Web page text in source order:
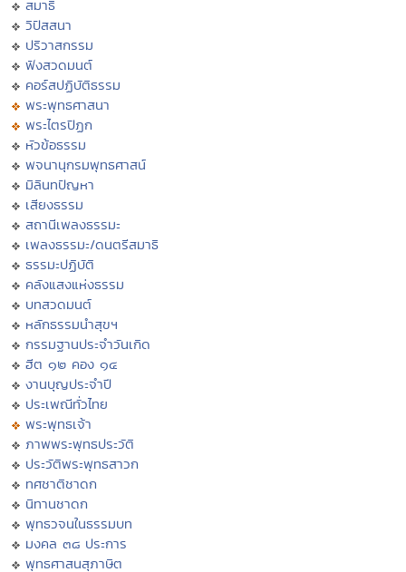
สมาธิ
วิปัสสนา
ปริวาสกรรม
ฟังสวดมนต์
คอร์สปฏิบัติธรรม
พระพุทธศาสนา
พระไตรปิฏก
หัวข้อธรรม
พจนานุกรมพุทธศาสน์
มิลินทปัญหา
เสียงธรรม
สถานีเพลงธรรมะ
เพลงธรรมะ/ดนตรีสมาธิ
ธรรมะปฏิบัติ
คลังแสงแห่งธรรม
บทสวดมนต์
หลักธรรมนำสุขฯ
กรรมฐานประจำวันเกิด
ฮีต ๑๒ คอง ๑๔
งานบุญประจำปี
ประเพณีทั่วไทย
พระพุทธเจ้า
ภาพพระพุทธประวัติ
ประวัติพระพุทธสาวก
ทศชาติชาดก
นิทานชาดก
พุทธวจนในธรรมบท
มงคล ๓๘ ประการ
พุทธศาสนสุภาษิต